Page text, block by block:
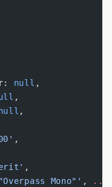
null ,
,
,
,
,
Mono"' , ...